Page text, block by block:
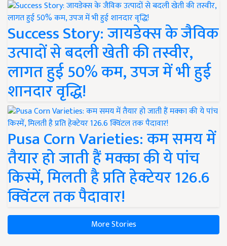
Success Story: जायडेक्स के जैविक
उत्पादों से बदली खेती की तस्वीर,
लागत हुई 50% कम, उपज में भी हुई
शानदार वृद्धि!
Pusa Corn Varieties: कम समय में
तैयार हो जाती हैं मक्का की ये पांच
किस्में, मिलती है प्रति हेक्टेयर 126.6
क्विंटल तक पैदावार!
More Stories